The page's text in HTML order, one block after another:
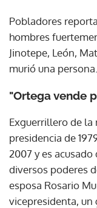
Pobladores
hombres
Jinotepe, León,
murió una persona.
"Ortega vende
Exguerrillero de
presidencia de
2007 y es
diversos poderes
esposa Rosario
vicepresidenta, un